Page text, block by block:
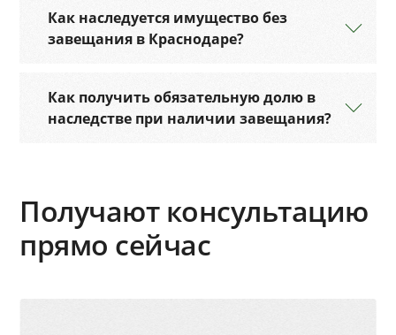
Как наследуется имущество без
завещания в Краснодаре?
Как получить обязательную долю в
наследстве при наличии завещания?
Получают консультацию
прямо сейчас